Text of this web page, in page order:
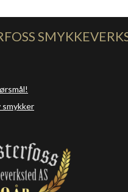
smykker